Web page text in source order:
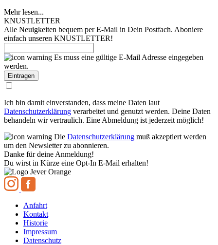
Mehr lesen...
KNUSTLETTER
Alle Neuigkeiten bequem per E-Mail in Dein Postfach. Aboniere
einfach unseren KNUSTLETTER!
Es muss eine gültige E-Mail Adresse eingegeben
werden.
Ich bin damit einverstanden, dass meine Daten laut
Datenschutzerklärung verarbeitet und genutzt werden. Deine Daten
behandeln wir vertraulich. Eine Abmeldung ist jederzeit möglich!
Die Datenschutzerklärung muß akzeptiert werden
um den Newsletter zu abonnieren.
Danke für deine Anmeldung!
Du wirst in Kürze eine Opt-In E-Mail erhalten!
Anfahrt
Kontakt
Historie
Impressum
Datenschutz